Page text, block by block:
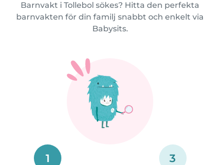
Barnvakt i Tollebol sökes? Hitta den perfekta
barnvakten för din familj snabbt och enkelt via
Babysits.
1 3